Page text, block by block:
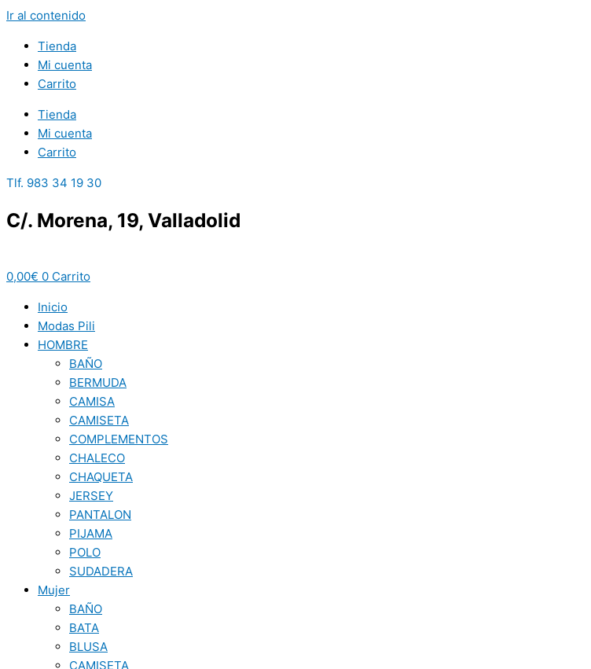
Ir al contenido
Tienda
Mi cuenta
Carrito
Tienda
Mi cuenta
Carrito
Tlf. 983 34 19 30
C/. Morena, 19, Valladolid
0,00€ 0 Carrito
Inicio
Modas Pili
HOMBRE
BAÑO
BERMUDA
CAMISA
CAMISETA
COMPLEMENTOS
CHALECO
CHAQUETA
JERSEY
PANTALON
PIJAMA
POLO
SUDADERA
Mujer
BAÑO
BATA
BLUSA
CAMISETA